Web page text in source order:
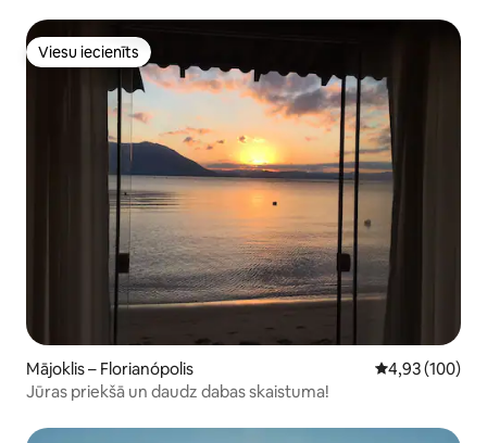
Viesu iecienīts
Viesu iecienīts
Mājoklis – Florianópolis Vidējais
4,93 (100)
Jūras priekšā un daudz dabas skaistuma!